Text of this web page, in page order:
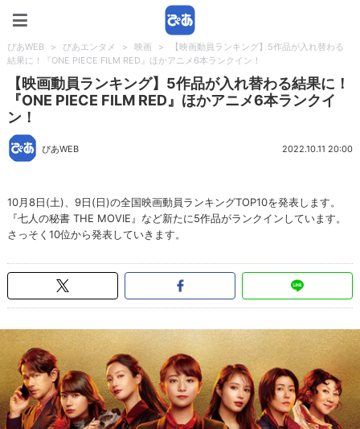
ぴあWEB > ぴあエンタメ > 映画 >
【映画動員ランキング】5作品が入れ替わる
結果に！『ONE PIECE FILM RED』ほかアニメ6本ランクイン！
【映画動員ランキング】5作品が入れ替わる結果に！
『ONE PIECE FILM RED』ほかアニメ6本ランクイ
ン！
ぴあWEB 2022.10.11 20:00
10月8日(土)、9日(日)の全国映画動員ランキングTOP10を発表します。
『七人の秘書 THE MOVIE』など新たに5作品がランクインしています。
さっそく10位から発表していきます。